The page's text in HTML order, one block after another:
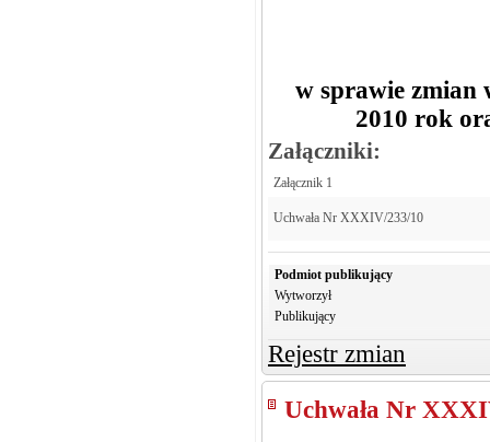
w sprawie zmian
2010 rok
Załączniki:
Załącznik 1
Uchwała Nr XXXIV/233/10
Podmiot publikujący
Wytworzył
Publikujący
Rejestr zmian
Uchwała Nr